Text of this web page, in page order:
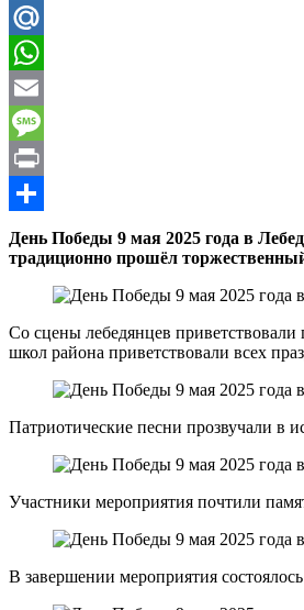
Telegram
Mail.Ru
WhatsApp
Email
Message
Print
Отправить
День Победы 9 мая 2025 года в
традиционно прошёл
Со сцены лебедянцев
школ района приветствовали всех
Патриотические песни прозвучали в
Участники мероприятия почтили
В завершении мероприятия